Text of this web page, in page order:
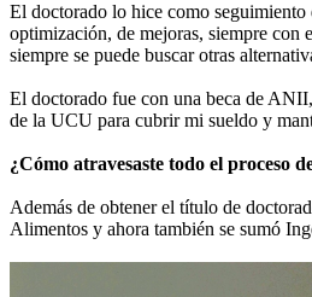
El doctorado lo hice como seguimiento
optimización, de mejoras, siempre con
siempre se puede buscar otras
El doctorado fue con una beca de
de la UCU para cubrir mi sueldo y
¿Cómo atravesaste todo el proceso
Además de obtener el título de
Alimentos y ahora también se sumó